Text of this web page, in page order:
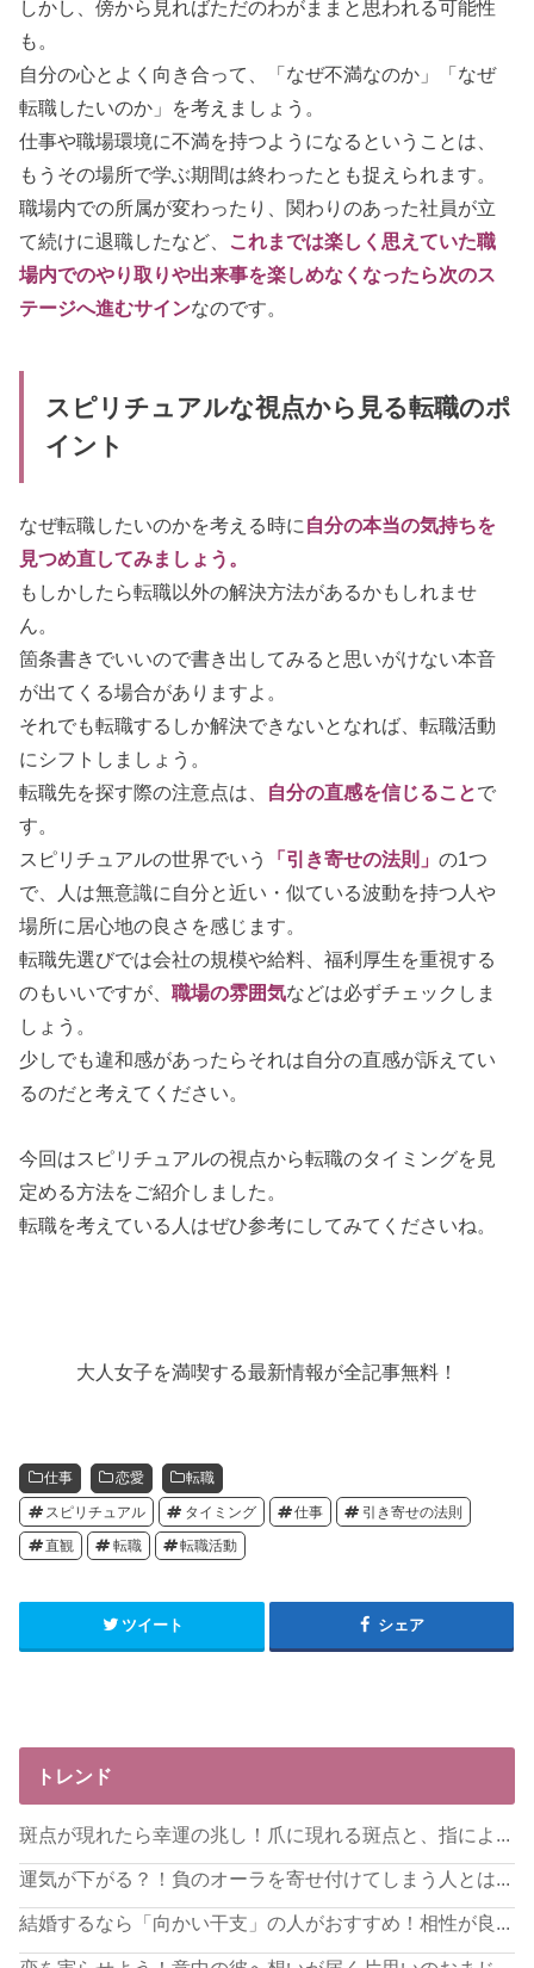
しかし、傍から見ればただのわがままと思われる可能性
も。
自分の心とよく向き合って、「なぜ不満なのか」「なぜ
転職したいのか」を考えましょう。
仕事や職場環境に不満を持つようになるということは、
もうその場所で学ぶ期間は終わったとも捉えられます。
職場内での所属が変わったり、関わりのあった社員が立
て続けに退職したなど、 これまでは楽しく思えていた職
場内でのやり取りや出来事を楽しめなくなったら次のス
テージへ進むサインなのです。
スピリチュアルな視点から見る転職のポ
イント
なぜ転職したいのかを考える時に 自分の本当の気持ちを
見つめ直してみましょう。
もしかしたら転職以外の解決方法があるかもしれませ
ん。
箇条書きでいいので書き出してみると思いがけない本音
が出てくる場合がありますよ。
それでも転職するしか解決できないとなれば、転職活動
にシフトしましょう。
転職先を探す際の注意点は、 自分の直感を信じることで
す。
スピリチュアルの世界でいう
「引き寄せの法則」の1つ
で、人は無意識に自分と近い・似ている波動を持つ人や
場所に居心地の良さを感じます。
転職先選びでは会社の規模や給料、福利厚生を重視する
のもいいですが、職場の雰囲気などは必ずチェックしま
しょう。
少しでも違和感があったらそれは自分の直感が訴えてい
るのだと考えてください。
今回はスピリチュアルの視点から転職のタイミングを見
定める方法をご紹介しました。
転職を考えている人はぜひ参考にしてみてくださいね。
大人女子を満喫する最新情報が全記事無料！
仕事 恋愛 転職
スピリチュアル タイミング 仕事 引き寄せの法則
直観 転職 転職活動
ツイート シェア
トレンド
斑点が現れたら幸運の兆し！爪に現れる斑点と、指によ...
運気が下がる？！負のオーラを寄せ付けてしまう人とは...
結婚するなら「向かい干支」の人がおすすめ！相性が良...